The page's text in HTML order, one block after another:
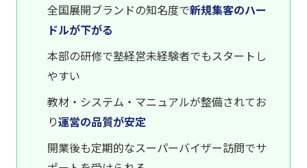
全国展開ブランドの知名度で新規集客のハー
ドルが下がる
本部の研修で塾経営未経験者でもスタートし
やすい
教材・システム・マニュアルが整備されてお
り運営の品質が安定
開業後も定期的なスーパーバイザー訪問でサ